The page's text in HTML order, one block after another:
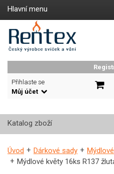
Přihlaste se
Můj účet
Hlavní menu
Katalog zboží
Úvod Dárkové sady
Mýdlové květy 16ks R137